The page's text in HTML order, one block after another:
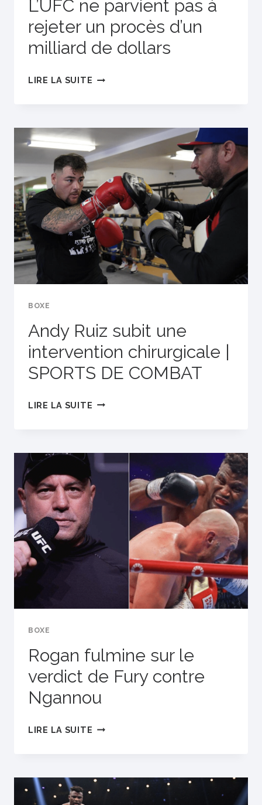
L’UFC ne parvient pas à
rejeter un procès d’un
milliard de dollars
LIRE LA SUITE L’UFC
PAS
À
REJETER
PROCÈS
D’UN
MILLIARD
DE
DOLLARS
BOXE
Andy Ruiz subit une
intervention chirurgicale |
SPORTS DE COMBAT
LIRE LA SUITE ANDY
UNE
INTERVENTION
CHIRURGICALE
|
COMBAT
BOXE
Rogan fulmine sur le
verdict de Fury contre
Ngannou
LIRE LA SUITE ROGAN
LE
VERDICT